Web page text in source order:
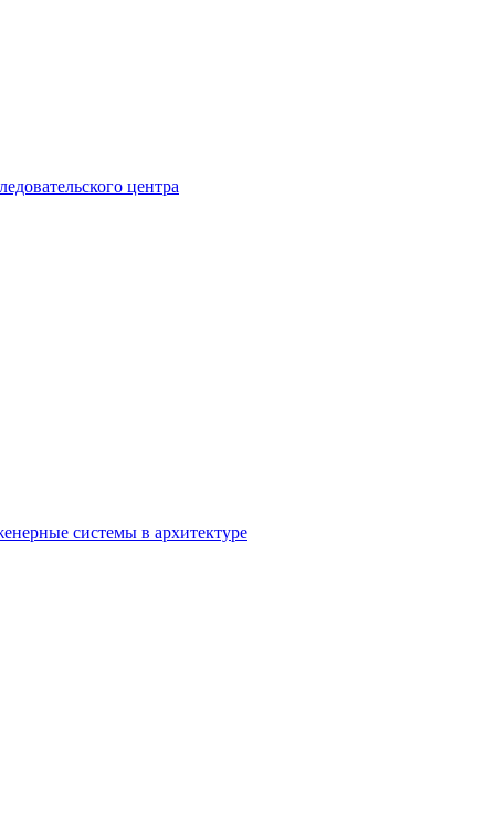
центра
системы в архитектуре